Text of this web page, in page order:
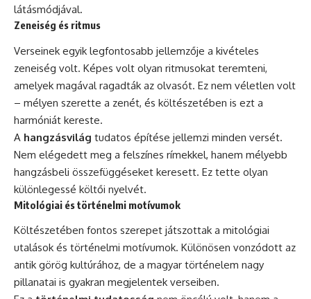
látásmódjával.
Zeneiség és ritmus
Verseinek egyik legfontosabb jellemzője a kivételes
zeneiség volt. Képes volt olyan ritmusokat teremteni,
amelyek magával ragadták az olvasót. Ez nem véletlen volt
– mélyen szerette a zenét, és költészetében is ezt a
harmóniát kereste.
A hangzásvilág tudatos építése jellemzi minden versét.
Nem elégedett meg a felszínes rímekkel, hanem mélyebb
hangzásbeli összefüggéseket keresett. Ez tette olyan
különlegessé költői nyelvét.
Mitológiai és történelmi motívumok
Költészetében fontos szerepet játszottak a mitológiai
utalások és történelmi motívumok. Különösen vonzódott az
antik görög kultúrához, de a magyar történelem nagy
pillanatai is gyakran megjelentek verseiben.